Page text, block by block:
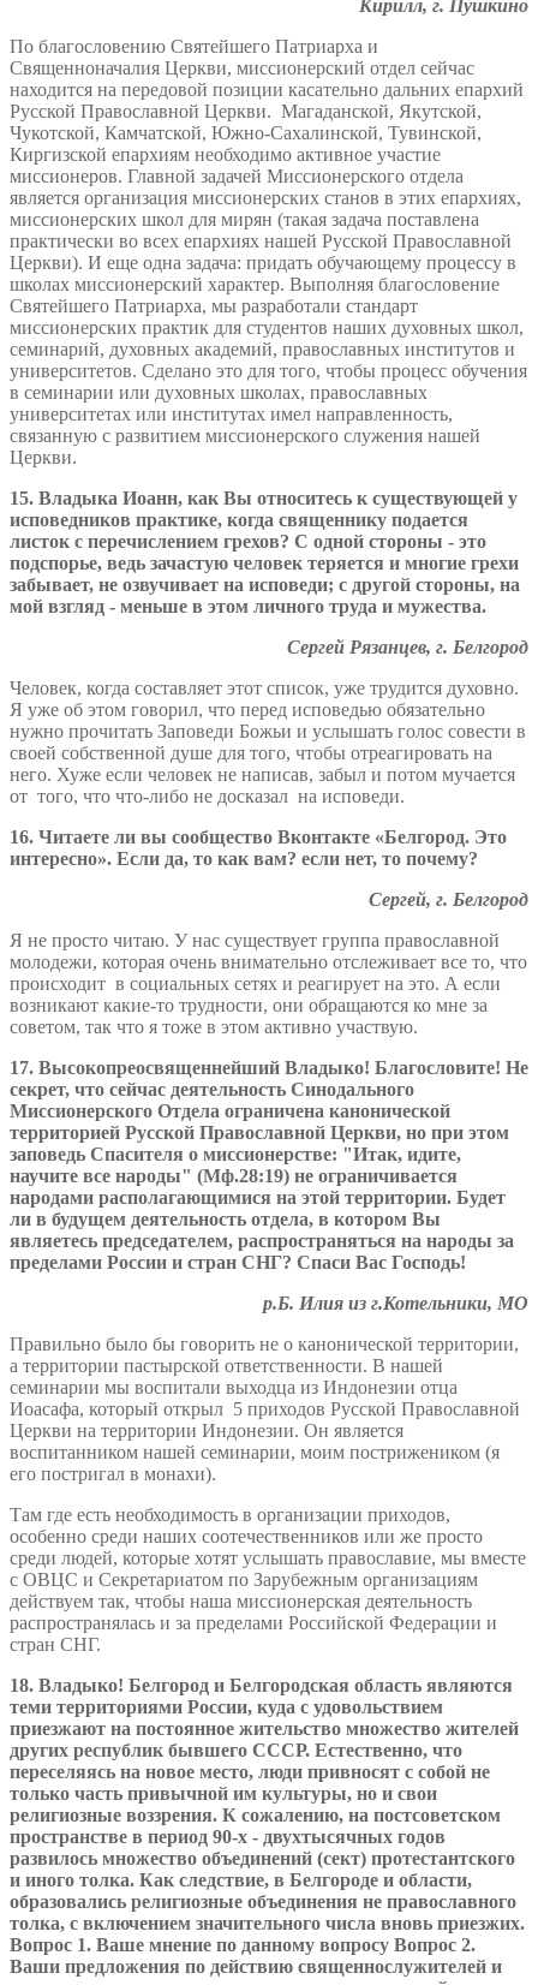
Кирилл, г. Пушкино
По благословению Святейшего Патриарха и
Священноначалия Церкви, миссионерский отдел сейчас
находится на передовой позиции касательно дальних епархий
Русской Православной Церкви. Магаданской, Якутской,
Чукотской, Камчатской, Южно-Сахалинской, Тувинской,
Киргизской епархиям необходимо активное участие
миссионеров. Главной задачей Миссионерского отдела
является организация миссионерских станов в этих епархиях,
миссионерских школ для мирян (такая задача поставлена
практически во всех епархиях нашей Русской Православной
Церкви). И еще одна задача: придать обучающему процессу в
школах миссионерский характер. Выполняя благословение
Святейшего Патриарха, мы разработали стандарт
миссионерских практик для студентов наших духовных школ,
семинарий, духовных академий, православных институтов и
университетов. Сделано это для того, чтобы процесс обучения
в семинарии или духовных школах, православных
университетах или институтах имел направленность,
связанную с развитием миссионерского служения нашей
Церкви.
15. Владыка Иоанн, как Вы относитесь к существующей у
исповедников практике, когда священнику подается
листок с перечислением грехов? С одной стороны - это
подспорье, ведь зачастую человек теряется и многие грехи
забывает, не озвучивает на исповеди; с другой стороны, на
мой взгляд - меньше в этом личного труда и мужества.
Сергей Рязанцев, г. Белгород
Человек, когда составляет этот список, уже трудится духовно.
Я уже об этом говорил, что перед исповедью обязательно
нужно прочитать Заповеди Божьи и услышать голос совести в
своей собственной душе для того, чтобы отреагировать на
него. Хуже если человек не написав, забыл и потом мучается
от того, что что-либо не досказал на исповеди.
16. Читаете ли вы сообщество Вконтакте «Белгород. Это
интересно». Если да, то как вам? если нет, то почему?
Сергей, г. Белгород
Я не просто читаю. У нас существует группа православной
молодежи, которая очень внимательно отслеживает все то, что
происходит в социальных сетях и реагирует на это. А если
возникают какие-то трудности, они обращаются ко мне за
советом, так что я тоже в этом активно участвую.
17. Высокопреосвященнейший Владыко! Благословите! Не
секрет, что сейчас деятельность Синодального
Миссионерского Отдела ограничена канонической
территорией Русской Православной Церкви, но при этом
заповедь Спасителя о миссионерстве: "Итак, идите,
научите все народы" (Мф.28:19) не ограничивается
народами располагающимися на этой территории. Будет
ли в будущем деятельность отдела, в котором Вы
являетесь председателем, распространяться на народы за
пределами России и стран СНГ? Спаси Вас Господь!
р.Б. Илия из г.Котельники, МО
Правильно было бы говорить не о канонической территории,
а территории пастырской ответственности. В нашей
семинарии мы воспитали выходца из Индонезии отца
Иоасафа, который открыл 5 приходов Русской Православной
Церкви на территории Индонезии. Он является
воспитанником нашей семинарии, моим пострижеником (я
его постригал в монахи).
Там где есть необходимость в организации приходов,
особенно среди наших соотечественников или же просто
среди людей, которые хотят услышать православие, мы вместе
с ОВЦС и Секретариатом по Зарубежным организациям
действуем так, чтобы наша миссионерская деятельность
распространялась и за пределами Российской Федерации и
стран СНГ.
18. Владыко! Белгород и Белгородская область являются
теми территориями России, куда с удовольствием
приезжают на постоянное жительство множество жителей
других республик бывшего СССР. Естественно, что
переселяясь на новое место, люди привносят с собой не
только часть привычной им культуры, но и свои
религиозные воззрения. К сожалению, на постсоветском
пространстве в период 90-х - двухтысячных годов
развилось множество объединений (сект) протестантского
и иного толка. Как следствие, в Белгороде и области,
образовались религиозные объединения не православного
толка, с включением значительного числа вновь приезжих.
Вопрос 1. Ваше мнение по данному вопросу Вопрос 2.
Ваши предложения по действию священнослужителей и